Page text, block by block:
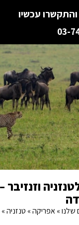
עכשיו
03-
שלנו»אפריקה» טנזניה»